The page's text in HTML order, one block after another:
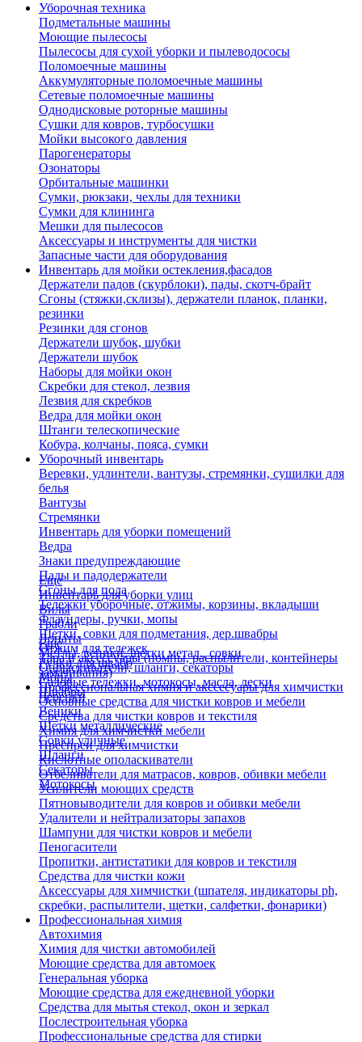
Уборочная техника
Подметальные машины
Моющие пылесосы
Пылесосы для сухой уборки и пылеводососы
Поломоечные машины
Аккумуляторные поломоечные машины
Сетевые поломоечные машины
Однодисковые роторные машины
Сушки для ковров, турбосушки
Мойки высокого давления
Парогенераторы
Озонаторы
Орбитальные машинки
Сумки, рюкзаки, чехлы для техники
Сумки для клининга
Мешки для пылесосов
Аксессуары и инструменты для чистки
Запасные части для оборудования
Инвентарь для мойки остекления,фасадов
Держатели падов (скурблоки), пады, скотч-брайт
Сгоны (стяжки,склизы), держатели планок, планки,
резинки
Резинки для сгонов
Держатели шубок, шубки
Держатели шубок
Наборы для мойки окон
Скребки для стекол, лезвия
Лезвия для скребков
Ведра для мойки окон
Штанги телескопические
Кобура, колчаны, пояса, сумки
Уборочный инвентарь
Веревки, удлинтели, вантузы, стремянки, сушилки для
белья
Вантузы
Стремянки
Инвентарь для уборки помещений
Ведра
Знаки предупреждающие
Пады и падодержатели
Сгоны для пола
Тележки уборочные, отжимы, корзины, вкладыши
Флаундеры, ручки, мопы
Щетки, совки для подметания, дер.швабры
Отжим для тележек
Ручки для швабр
Мопы
Швабры
Еще
Инвентарь для уборки улиц
Вилы
Грабли
Лопаты
Метлы, веники, щетки метал., совки
Опрыскиватели, шланги, секаторы
Садовые тележки, мотокосы, масла, лески
Черенки
Веники
Щетки металлические
Совки уличные
Шланги
Секаторы
Мотокосы
Еще
Тара и аксессуары (помпы, распылители, контейнеры
замачивания)
Профессиональная химия и акссесуары для химчистки
Основные средства для чистки ковров и мебели
Средства для чистки ковров и текстиля
Химия для химчистки мебели
Преспреи для химчистки
Кислотные ополаскиватели
Отбеливатели для матрасов, ковров, обивки мебели
Усилители моющих средств
Пятновыводители для ковров и обивки мебели
Удалители и нейтрализаторы запахов
Шампуни для чистки ковров и мебели
Пеногасители
Пропитки, антистатики для ковров и текстиля
Средства для чистки кожи
Аксессуары для химчистки (шпателя, индикаторы ph,
скребки, распылители, щетки, салфетки, фонарики)
Профессиональная химия
Автохимия
Химия для чистки автомобилей
Моющие средства для автомоек
Генеральная уборка
Моющие средства для ежедневной уборки
Средства для мытья стекол, окон и зеркал
Послестроительная уборка
Профессиональные средства для стирки